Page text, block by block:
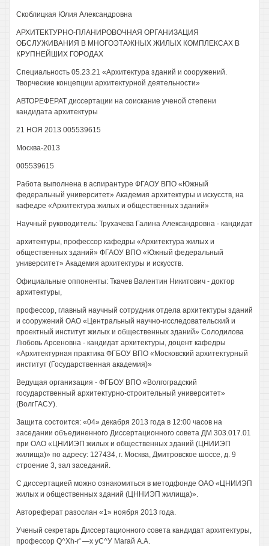
Скоблицкая Юлия Александровна
АРХИТЕКТУРНО-ПЛАНИРОВОЧНАЯ ОРГАНИЗАЦИЯ
ОБСЛУЖИВАНИЯ В МНОГОЭТАЖНЫХ ЖИЛЫХ КОМПЛЕКСАХ В
КРУПНЕЙШИХ ГОРОДАХ
Специальность 05.23.21 «Архитектура зданий и сооружений.
Творческие концепции архитектурной деятельности»
АВТОРЕФЕРАТ диссертации на соискание ученой степени
кандидата архитектуры
21 НОЯ 2013 005539615
Москва-2013
005539615
Работа выполнена в аспирантуре ФГАОУ ВПО «Южный
федеральный университет» Академия архитектуры и искусств, на
кафедре «Архитектура жилых и общественных зданий»
Научный руководитель: Трухачева Галина Александровна - кандидат
архитектуры, профессор кафедры «Архитектура жилых и
общественных зданий» ФГАОУ ВПО «Южный федеральный
университет» Академия архитектуры и искусств.
Официальные оппоненты: Ткачев Валентин Никитович - доктор
архитектуры,
профессор, главный научный сотрудник отдела архитектуры зданий
и сооружений ОАО «Центральный научно-исследовательский и
проектный институт жилых и общественных зданий» Солодилова
Любовь Арсеновна - кандидат архитектуры, доцент кафедры
«Архитектурная практика ФГБОУ ВПО «Московский архитектурный
институт (Государственная академия)»
Ведущая организация - ФГБОУ ВПО «Волгоградский
государственный архитектурно-строительный университет»
(ВолгГАСУ).
Защита состоится: «04» декабря 2013 года в 12:00 часов на
заседании объединенного Диссертационного совета ДМ 303.017.01
при ОАО «ЦНИИЭП жилых и общественных зданий (ЦНИИЭП
жилища)» по адресу: 127434, г. Москва, Дмитровское шоссе, д. 9
строение 3, зал заседаний.
С диссертацией можно ознакомиться в методфонде ОАО «ЦНИИЭП
жилых и общественных зданий (ЦННИЭП жилища)».
Автореферат разослан «1» ноября 2013 года.
Ученый секретарь Диссертационного совета кандидат архитектуры,
профессор Q^Xh-r' —х уС^У Магай A.A.